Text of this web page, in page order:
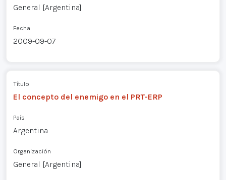
General [Argentina]
Fecha
2009-09-07
Título
El concepto del enemigo en el PRT-ERP
País
Argentina
Organización
General [Argentina]